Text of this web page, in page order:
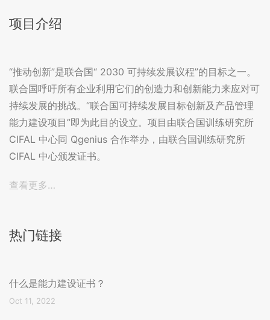
项目介绍
“推动创新”是联合国“ 2030 可持续发展议程”的目标之一。
联合国呼吁所有企业利用它们的创造力和创新能力来应对可
持续发展的挑战。“联合国可持续发展目标创新及产品管理
能力建设项目”即为此目的设立。项目由联合国训练研究所
CIFAL 中心同 Qgenius 合作举办，由联合国训练研究所
CIFAL 中心颁发证书。
查看更多…
热门链接
什么是能力建设证书？
Oct 11, 2022